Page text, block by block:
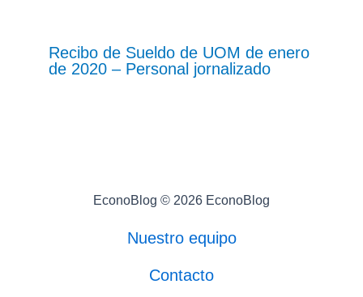
Recibo de Sueldo de UOM de enero
de 2020 – Personal jornalizado
EconoBlog © 2026 EconoBlog
Nuestro equipo
Contacto